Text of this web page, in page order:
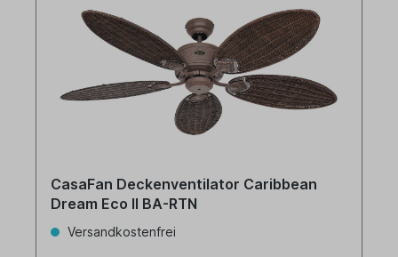
CasaFan Deckenventilator Caribbean
Dream Eco II BA-RTN
Versandkostenfrei